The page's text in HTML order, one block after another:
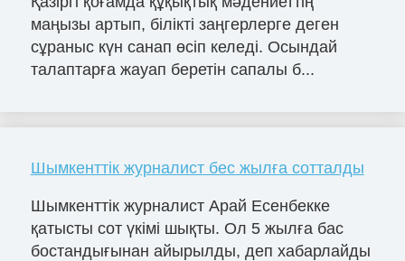
маңызы артып, білікті заңгерлерге деген
сұраныс күн санап өсіп келеді. Осындай
талаптарға жауап беретін сапалы б...
Шымкенттік журналист бес жылға сотталды
Шымкенттік журналист Арай Есенбекке
қатысты сот үкімі шықты. Ол 5 жылға бас
бостандығынан айырылды, деп хабарлайды